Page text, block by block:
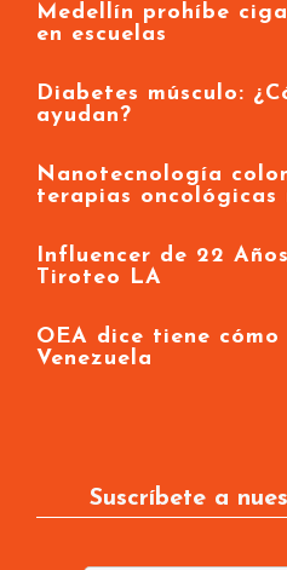
Medellín prohíbe
en escuelas
Diabetes músculo:
ayudan?
Nanotecnología
terapias oncológicas
Influencer de 22
Tiroteo LA
OEA dice tiene
Venezuela
Suscríbete a